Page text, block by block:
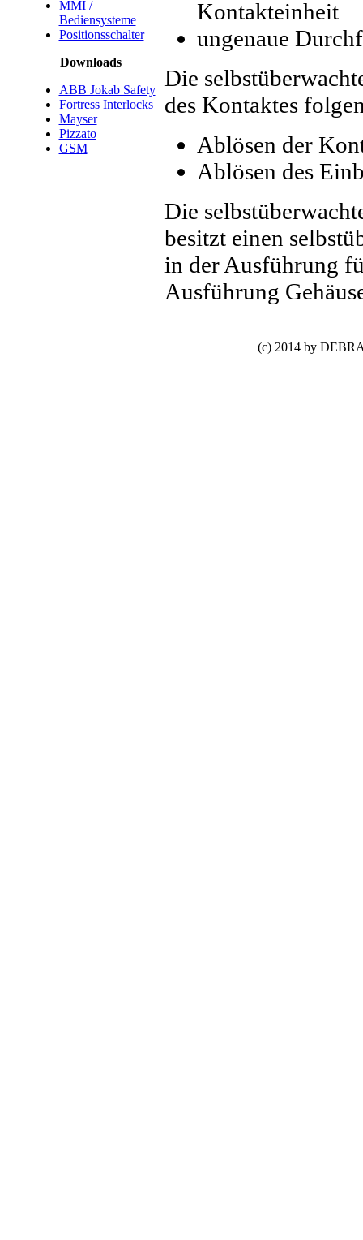
MMI /
Bediensysteme
Positionsschalter
Downloads
ABB Jokab Safety
Fortress Interlocks
Mayser
Pizzato
GSM
Kontakteinheit
ungenaue
Die
des Kontaktes
Ablösen der
Ablösen des
Die
besitzt einen
in der Ausführung
Ausführung
(c) 2014 by